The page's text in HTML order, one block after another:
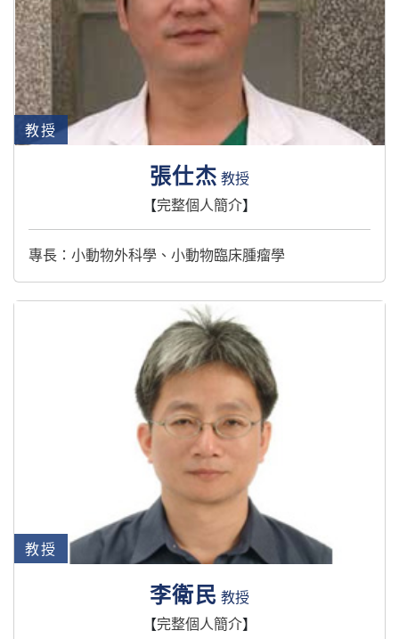
教授
張仕杰 教授
【完整個人簡介】
專長：小動物外科學、小動物臨床腫瘤學
教授
李衛民 教授
【完整個人簡介】